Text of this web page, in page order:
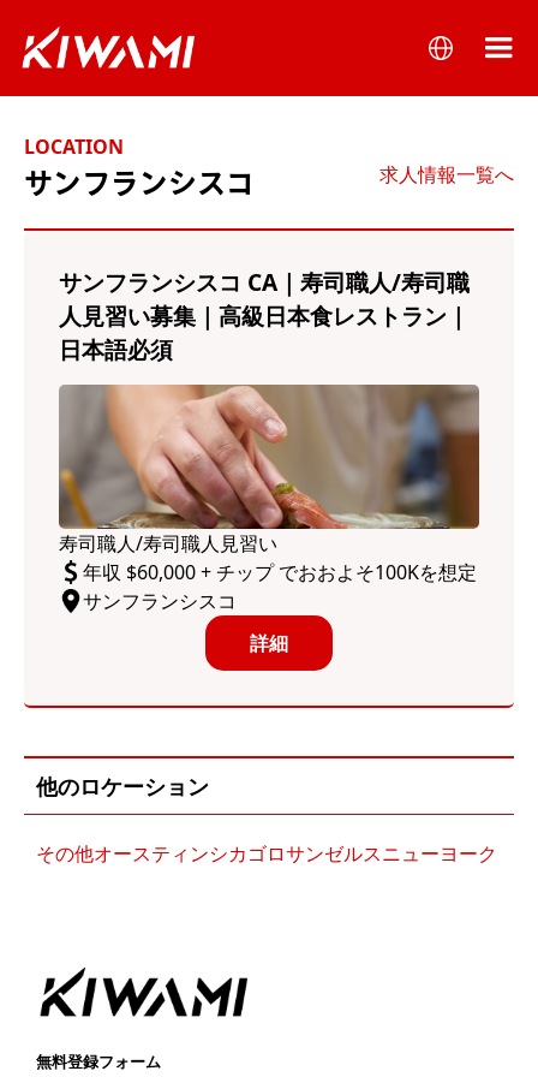
LOCATION
サンフランシスコ 求人情報一覧へ
サンフランシスコ CA｜寿司職人/寿司職
人見習い募集｜高級日本食レストラン｜
日本語必須
寿司職人/寿司職人見習い
年収 $60,000 + チップ でおおよそ100Kを想定
サンフランシスコ
詳細
他のロケーション
その他オースティンシカゴロサンゼルスニューヨーク
無料登録フォーム